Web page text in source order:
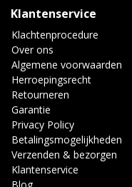
Klantenservice
Klachtenprocedure
Over ons
Algemene voorwaarden
Herroepingsrecht
Retourneren
Garantie
Privacy Policy
Betalingsmogelijkheden
Verzenden & bezorgen
Klantenservice